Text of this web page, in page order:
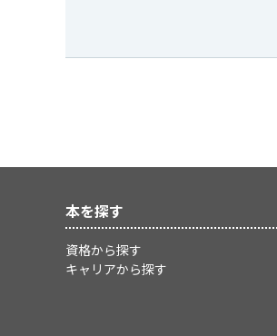
本を探す
資格から探す
キャリアから探す